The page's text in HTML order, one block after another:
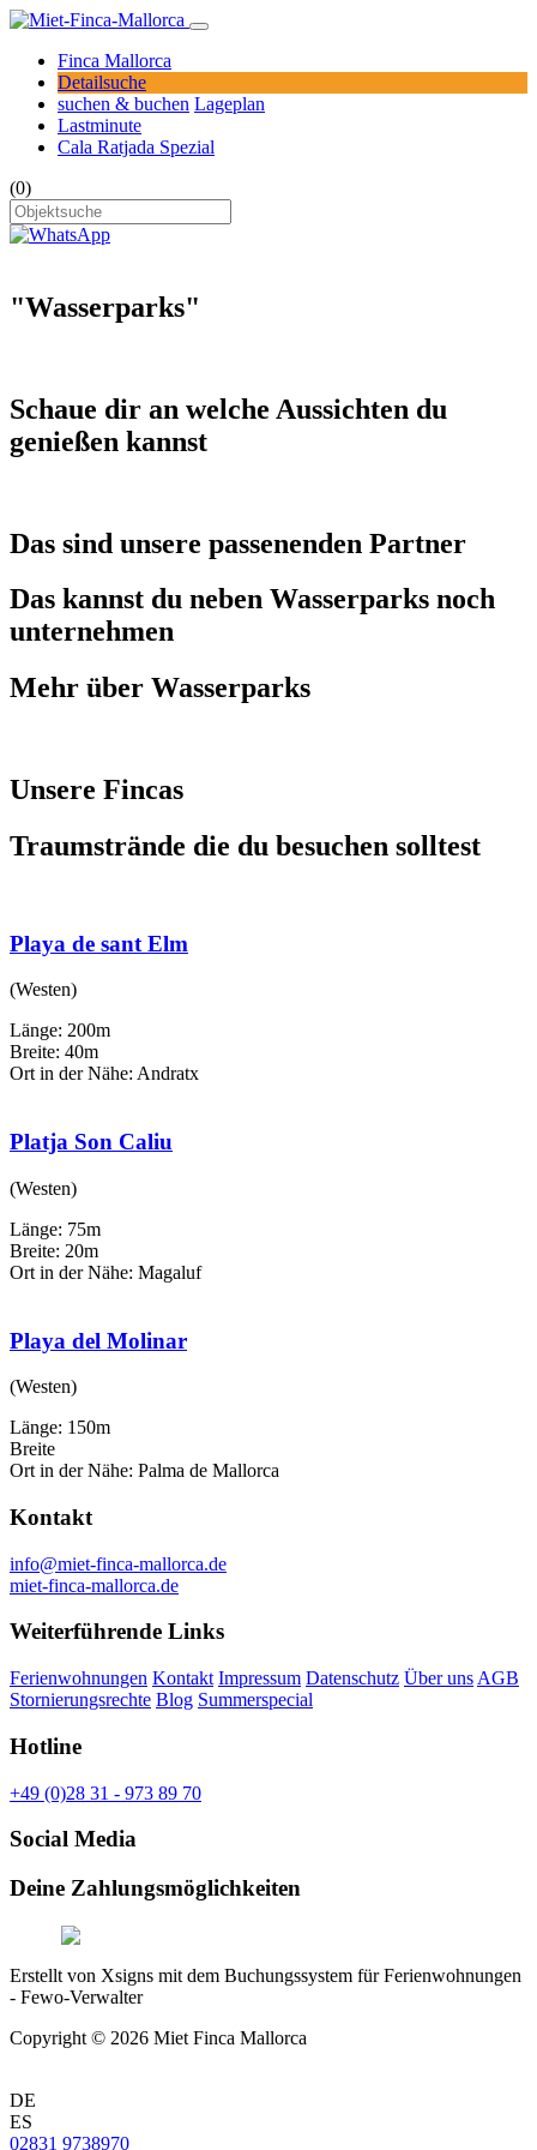
Finca Mallorca
Detailsuche
suchen & buchen Lageplan
Lastminute
Cala Ratjada Spezial
(0)
"Wasserparks"
Schaue dir an welche Aussichten du
genießen kannst
Das sind unsere passenenden Partner
Das kannst du neben Wasserparks noch
unternehmen
Mehr über Wasserparks
Unsere Fincas
Traumstrände die du besuchen solltest
Playa de sant Elm
(Westen)
Länge: 200m
Breite: 40m
Ort in der Nähe: Andratx
Platja Son Caliu
(Westen)
Länge: 75m
Breite: 20m
Ort in der Nähe: Magaluf
Playa del Molinar
(Westen)
Länge: 150m
Breite
Ort in der Nähe: Palma de Mallorca
Kontakt
info@miet-finca-mallorca.de
miet-finca-mallorca.de
Weiterführende Links
Ferienwohnungen Kontakt Impressum Datenschutz Über uns AGB
Stornierungsrechte Blog Summerspecial
Hotline
+49 (0)28 31 - 973 89 70
Social Media
Deine Zahlungsmöglichkeiten
Erstellt von Xsigns mit dem Buchungssystem für Ferienwohnungen
- Fewo-Verwalter
Copyright © 2026 Miet Finca Mallorca
DE
ES
02831 9738970